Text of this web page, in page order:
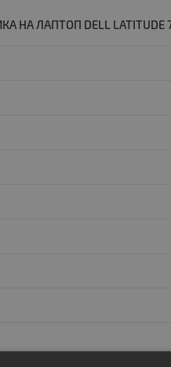
НА ЛАПТОП DELL LATITUDE